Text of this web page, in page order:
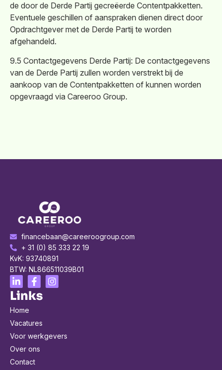
de door de Derde Partij gecreëerde Contentpakketten.
Eventuele geschillen of aanspraken dienen direct door
Opdrachtgever met de Derde Partij te worden
afgehandeld.
9.5 Contactgegevens Derde Partij: De contactgegevens
van de Derde Partij zullen worden verstrekt bij de
aankoop van de Contentpakketten of kunnen worden
opgevraagd via Careeroo Group.
financebaan@careeroogroup.com
+ 31 (0) 85 333 22 19
KvK: 93740891
BTW: NL866511039B01
Links
Home
Vacatures
Voor werkgevers
Over ons
Contact